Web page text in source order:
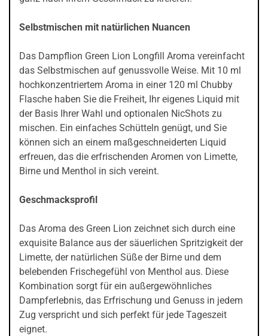
Selbstmischen mit natürlichen Nuancen
Das Dampflion Green Lion Longfill Aroma vereinfacht
das Selbstmischen auf genussvolle Weise. Mit 10 ml
hochkonzentriertem Aroma in einer 120 ml Chubby
Flasche haben Sie die Freiheit, Ihr eigenes Liquid mit
der Basis Ihrer Wahl und optionalen NicShots zu
mischen. Ein einfaches Schütteln genügt, und Sie
können sich an einem maßgeschneiderten Liquid
erfreuen, das die erfrischenden Aromen von Limette,
Birne und Menthol in sich vereint.
Geschmacksprofil
Das Aroma des Green Lion zeichnet sich durch eine
exquisite Balance aus der säuerlichen Spritzigkeit der
Limette, der natürlichen Süße der Birne und dem
belebenden Frischegefühl von Menthol aus. Diese
Kombination sorgt für ein außergewöhnliches
Dampferlebnis, das Erfrischung und Genuss in jedem
Zug verspricht und sich perfekt für jede Tageszeit
eignet.